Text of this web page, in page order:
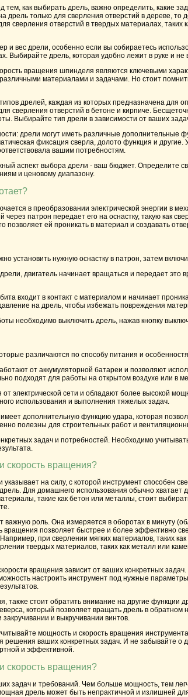
тем, как выбирать дрель, важно определить, какие
дрель только для сверления отверстий в дереве, то
сверления отверстий в твердых материалах, таких
и вес дрели, особенно если вы собираетесь
Выбирайте дрель, которая удобно лежит в руке и
вращения шпинделя являются ключевыми
различными материалами и задачами. Но стоит
дрелей, каждая из которых предназначена для
сверления отверстий в бетоне и кирпиче.
Выбирайте тип дрели в зависимости от ваших
дрели могут иметь различные дополнительные
фиксация сверла, долото функция и
вашим потребностям.
аспект выбора дрели - ваш бюджет. Определите
и ценовому диапазону.
в преобразовании электрической энергии в
патрон передает его на оснастку, такую как
позволяет ей проникать в материал и создавать
установить нужную оснастку в патрон, затем
двигатель начинает вращаться и передает это
входит в контакт с материалом и начинает
на дрель, чтобы избежать повреждения
необходимо выключить дрель, нажав кнопку
различаются по способу питания и
от аккумуляторной батареи и позволяют
подходят для работы на открытом воздухе или в
электрической сети и обладают более высокой
использования и выполнения тяжелых задач.
дополнительную функцию удара, которая
полезны для строительных работ и
задач и потребностей. Необходимо
скорость вращения?
указывает на силу, с которой инструмент способен
Для домашнего использования обычно хватает
такие как бетон или металлы, стоит
важную роль. Она измеряется в оборотах в минуту
вращения позволяет быстрее и более эффективно
при сверлении мягких материалов, таких
твердых материалов, таких как металл или
вращения зависит от ваших конкретных
настроить инструмент под нужные
также стоит обратить внимание на другие функции
который позволяет вращать дрель в
и выкручивании винтов.
мощность и скорость вращения
решения ваших конкретных задач. И не забывайте о
и эффективной.
скорость вращения?
задач и требований. Чем больше мощность, тем
дрель может быть непрактичной и излишней